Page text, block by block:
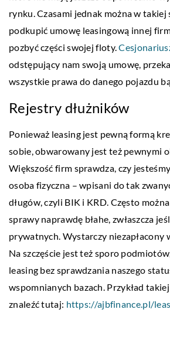
rynku. Czasami jednak można w
podkupić umowę leasingową innej
pozbyć części swojej floty.
odstępujący nam swoją umowę,
wszystkie prawa do danego pojazdu
Rejestry dłużników
Ponieważ leasing jest pewną formą
sobie, obwarowany jest też pewnymi
Większość firm sprawdza, czy
osoba fizyczna – wpisani do tak
długów, czyli BIK i KRD. Często
sprawy naprawdę błahe, zwłaszcza
prywatnych. Wystarczy niezapłacony
Na szczęście jest też sporo
leasing bez sprawdzania naszego
wspomnianych bazach. Przykład
znaleźć tutaj: https://ajbfinance.pl/